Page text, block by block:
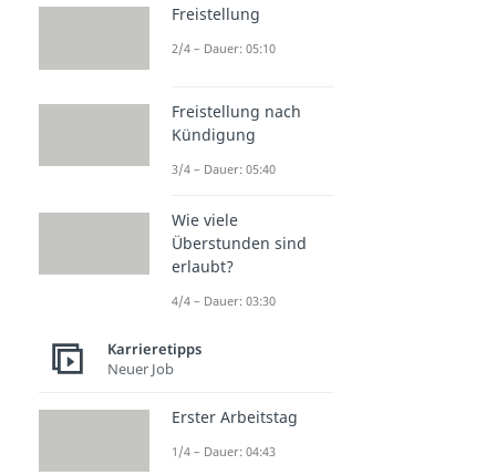
Freistellung
2/4 – Dauer: 05:10
Freistellung nach
Kündigung
3/4 – Dauer: 05:40
Wie viele
Überstunden sind
erlaubt?
4/4 – Dauer: 03:30
Karrieretipps
Neuer Job
Erster Arbeitstag
1/4 – Dauer: 04:43